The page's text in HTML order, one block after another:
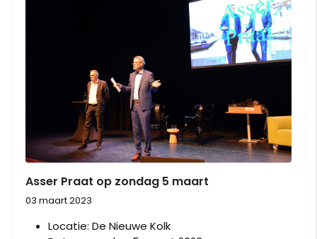
Asser Praat op zondag 5 maart
03 maart 2023
Locatie: De Nieuwe Kolk